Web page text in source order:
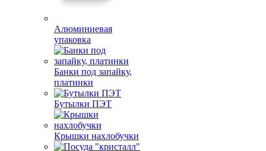
Алюминиевая
упаковка
Банки под запайку,
платинки
Бутылки ПЭТ
Крышки нахлобучки